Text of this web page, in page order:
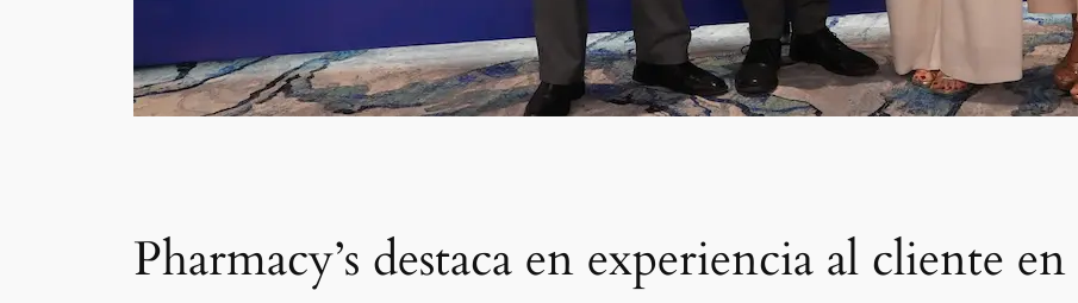
Pharmacy’s destaca en experiencia al cliente